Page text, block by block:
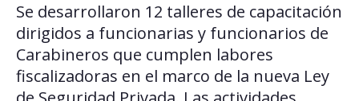
INVESTIGACIÓN
EXTENSIÓN
PUBLICACIONES
Se desarrollaron 12 talleres de capacitación
dirigidos a funcionarias y funcionarios de
Carabineros que cumplen labores
fiscalizadoras en el marco de la nueva Ley